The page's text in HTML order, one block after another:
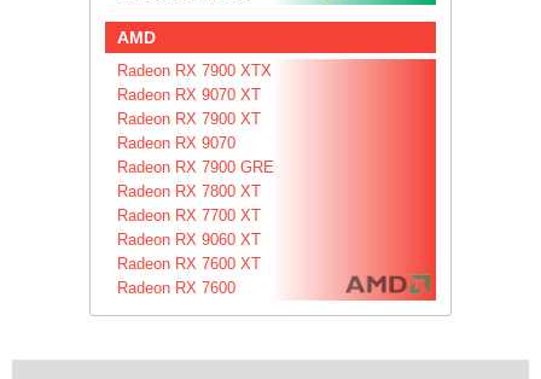
AMD
Radeon RX 7900 XTX
Radeon RX 9070 XT
Radeon RX 7900 XT
Radeon RX 9070
Radeon RX 7900 GRE
Radeon RX 7800 XT
Radeon RX 7700 XT
Radeon RX 9060 XT
Radeon RX 7600 XT
Radeon RX 7600